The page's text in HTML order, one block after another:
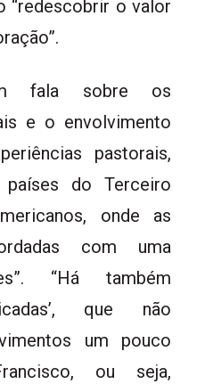
“redescobrir o valor
fala sobre os
e o envolvimento
pastorais,
do Terceiro
onde as
com uma
“Há também
que não
um pouco
ou seja,